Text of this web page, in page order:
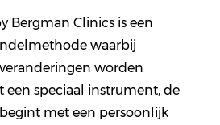
Bergman Clinics is een
waarbij
worden
een speciaal instrument, de
met een persoonlijk